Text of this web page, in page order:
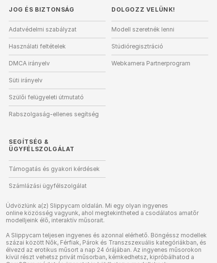
JOG ÉS BIZTONSÁG
Adatvédelmi szabályzat
Használati feltételek
DMCA irányelv
Süti irányelv
Szülői felügyeleti útmutató
Rabszolgaság-ellenes segítség
DOLGOZZ VELÜNK!
Modell szeretnék lenni
Stúdióregisztráció
Webkamera Partnerprogram
SEGÍTSÉG &
ÜGYFÉLSZOLGÁLAT
Támogatás és gyakori kérdések
Számlázási ügyfélszolgálat
Üdvözlünk a(z) Slippycam oldalán. Mi egy olyan ingyenes
online közösség vagyunk, ahol megtekintheted a csodálatos amatőr
modelljeink élő, interaktív műsorait.
A Slippycam teljesen ingyenes és azonnal elérhető. Böngéssz modellek
százai között Nők, Férfiak, Párok és Transzszexuális kategóriákban, és
élvezd az erotikus műsort a nap 24 órájában. Az ingyenes műsorokon
kívül részt vehetsz privát műsorban, kémkedhetsz, kipróbálhatod a